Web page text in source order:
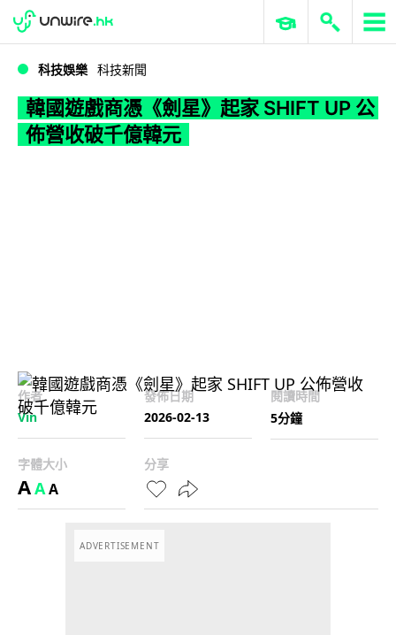
WWDC 2026 ERP 與商業 AI
科技娛樂 科技新聞
韓國遊戲商憑《劍星》起家 SHIFT UP 公
佈營收破千億韓元
作者
Vin
發佈日期
2026-02-13
閱讀時間
5分鐘
字體大小
AAA
分享
ADVERTISEMENT